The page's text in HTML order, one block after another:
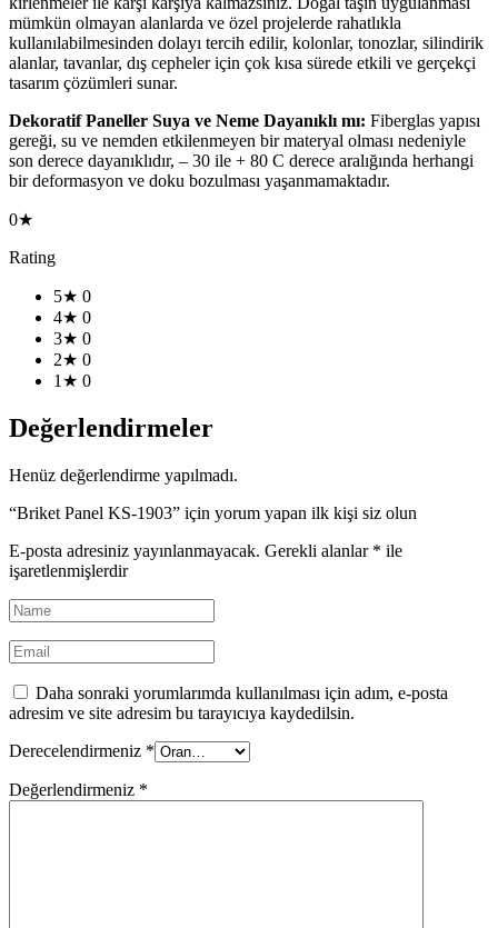
mümkün olmayan alanlarda ve özel projelerde rahatlıkla
kullanılabilmesinden dolayı tercih edilir, kolonlar, tonozlar, silindirik
alanlar, tavanlar, dış cepheler için çok kısa sürede etkili ve gerçekçi
tasarım çözümleri sunar.
Dekoratif Paneller Suya ve Neme Dayanıklı mı: Fiberglas yapısı
gereği, su ve nemden etkilenmeyen bir materyal olması nedeniyle
son derece dayanıklıdır, – 30 ile + 80 C derece aralığında herhangi
bir deformasyon ve doku bozulması yaşanmamaktadır.
0★
Rating
5★ 0
4★ 0
3★ 0
2★ 0
1★ 0
Değerlendirmeler
Henüz değerlendirme yapılmadı.
“Briket Panel KS-1903” için yorum yapan ilk kişi siz olun
E-posta adresiniz yayınlanmayacak. Gerekli alanlar * ile
işaretlenmişlerdir
Daha sonraki yorumlarımda kullanılması için adım, e-posta
adresim ve site adresim bu tarayıcıya kaydedilsin.
Derecelendirmeniz *
Değerlendirmeniz *